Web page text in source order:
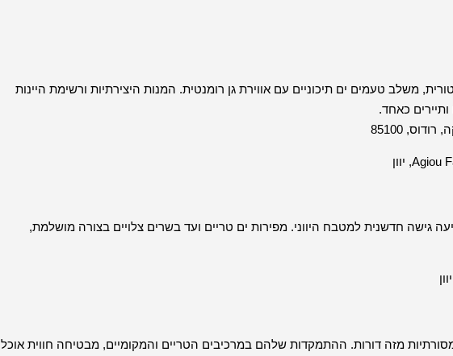
משלב טעמים ים תיכוניים עם אווירת גן רומנטית. המנות היצירתיות ורשימת היינות
כאחד.
חדשנית למטבח היווני. מפירות ים טריים ועד בשרים צלויים בצורה מושלמת,
מסורתיות מזה דורות. ההתמקדות שלהם במרכיבים הטריים והמקומיים, מבטיחה חווית אוכל